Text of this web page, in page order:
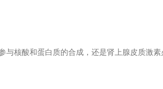
核酸和蛋白质的合成，还是肾上腺皮质激